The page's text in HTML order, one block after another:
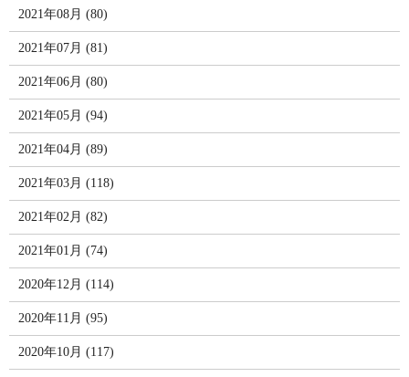
2021年08月 (80)
2021年07月 (81)
2021年06月 (80)
2021年05月 (94)
2021年04月 (89)
2021年03月 (118)
2021年02月 (82)
2021年01月 (74)
2020年12月 (114)
2020年11月 (95)
2020年10月 (117)